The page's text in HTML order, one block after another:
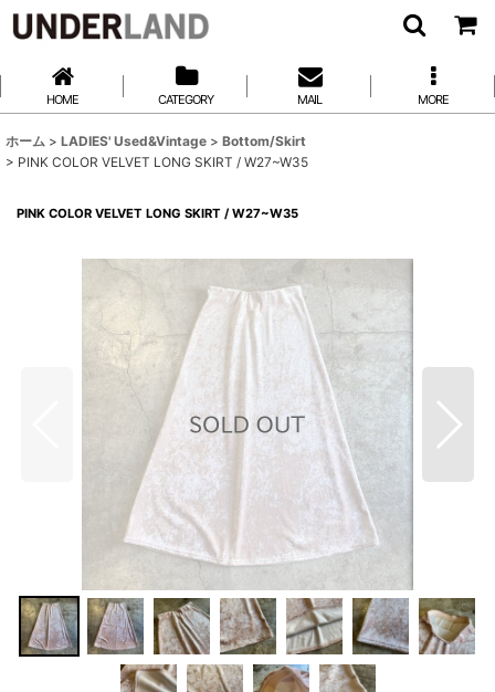
HOME CATEGORY MAIL MORE
ホーム > LADIES' Used&Vintage > Bottom/Skirt
> PINK COLOR VELVET LONG SKIRT / W27~W35
PINK COLOR VELVET LONG SKIRT / W27~W35